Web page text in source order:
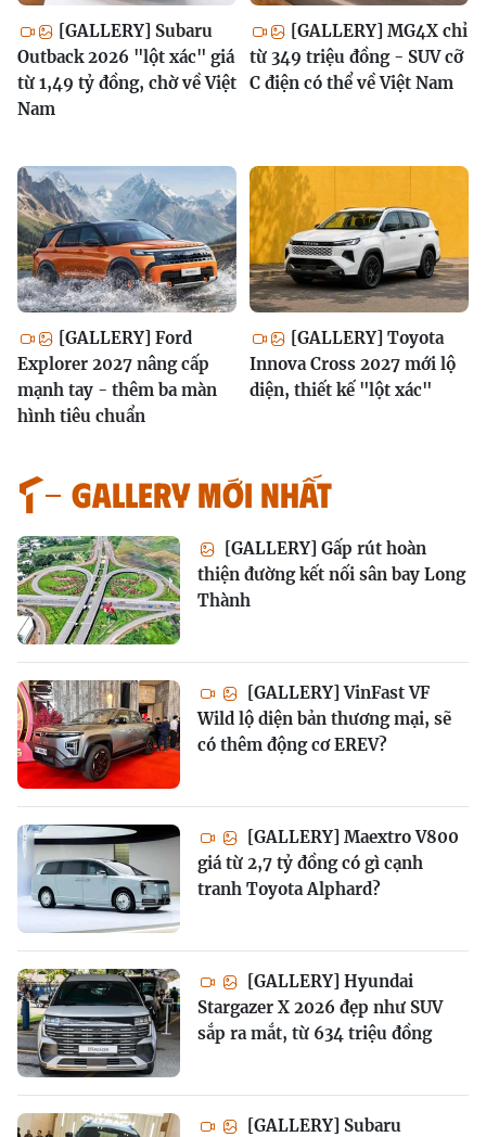
[GALLERY] Subaru
Outback 2026 "lột xác" giá
từ 1,49 tỷ đồng, chờ về Việt
Nam
[GALLERY] MG4X chỉ
từ 349 triệu đồng - SUV cỡ
C điện có thể về Việt Nam
[GALLERY] Ford
Explorer 2027 nâng cấp
mạnh tay - thêm ba màn
hình tiêu chuẩn
[GALLERY] Toyota
Innova Cross 2027 mới lộ
diện, thiết kế "lột xác"
GALLERY MỚI NHẤT
[GALLERY] Gấp rút hoàn
thiện đường kết nối sân bay Long
Thành
[GALLERY] VinFast VF
Wild lộ diện bản thương mại, sẽ
có thêm động cơ EREV?
[GALLERY] Maextro V800
giá từ 2,7 tỷ đồng có gì cạnh
tranh Toyota Alphard?
[GALLERY] Hyundai
Stargazer X 2026 đẹp như SUV
sắp ra mắt, từ 634 triệu đồng
[GALLERY] Subaru